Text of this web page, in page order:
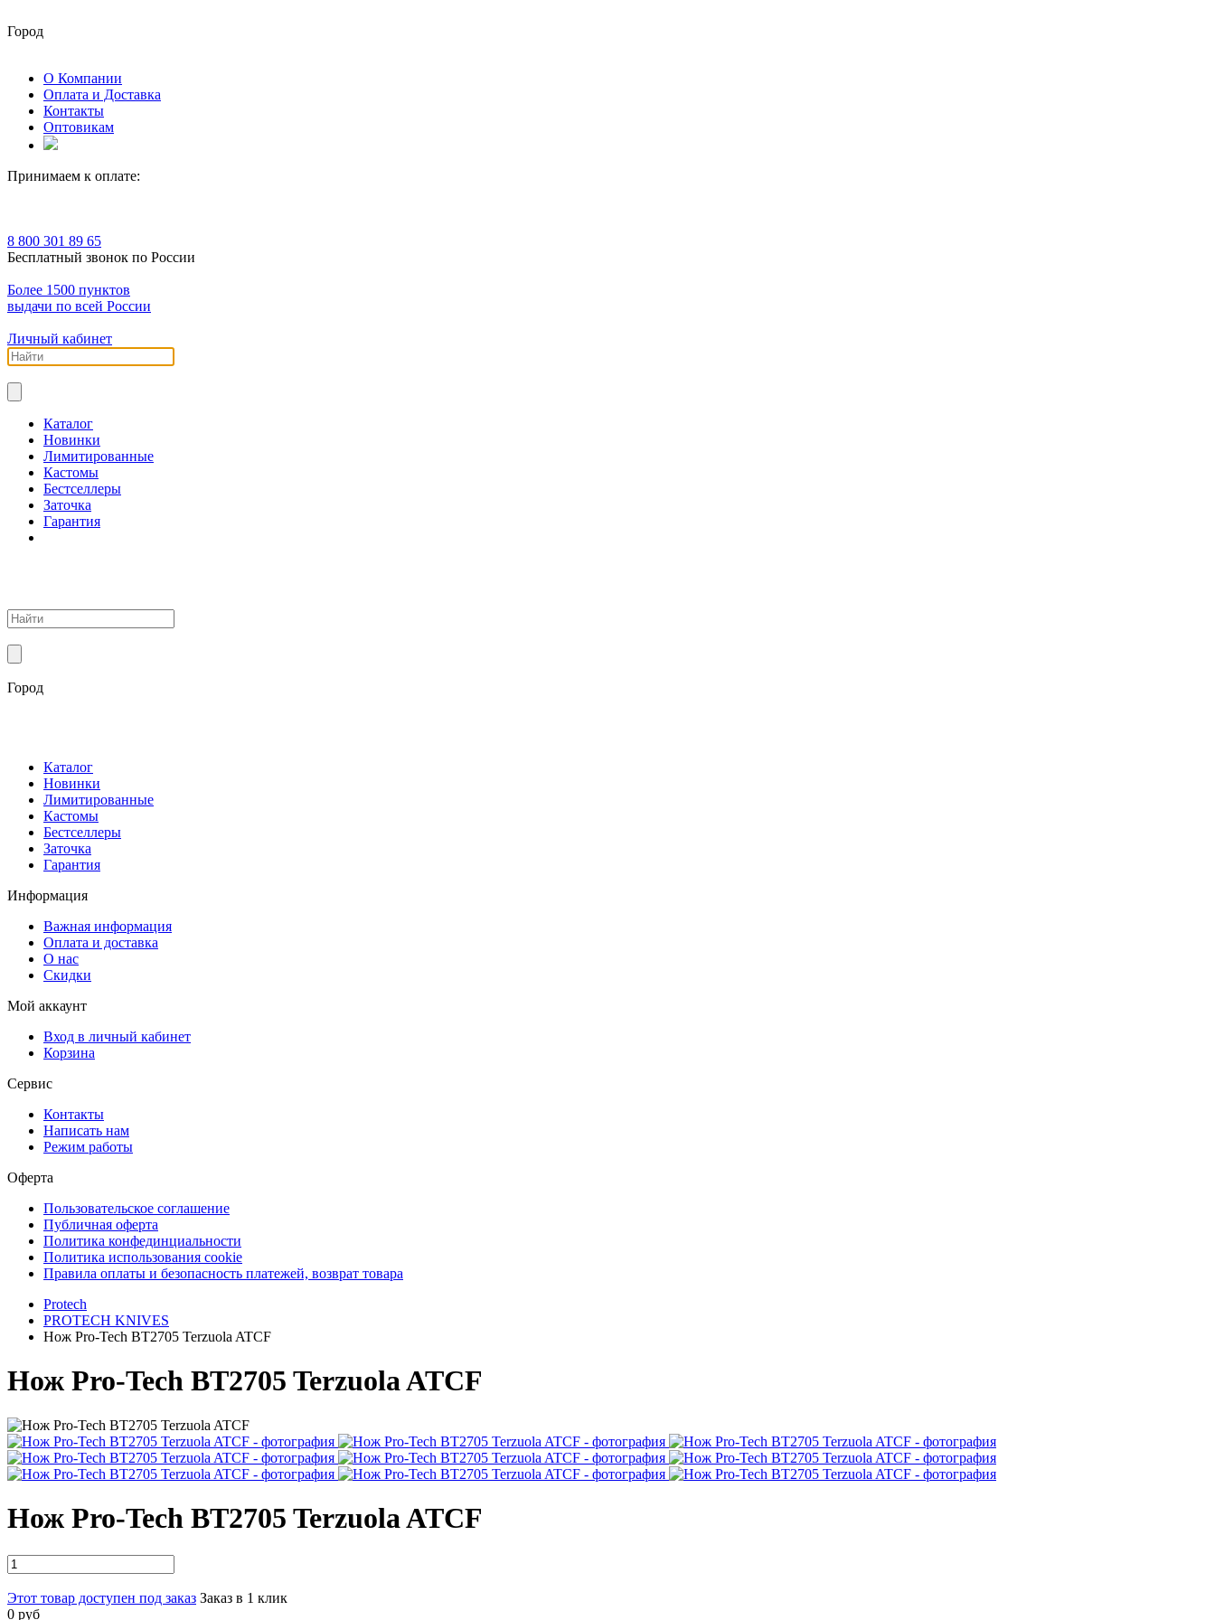
Город
О Компании
Оплата и Доставка
Контакты
Оптовикам
Принимаем к оплате:
8 800 301 89 65
Бесплатный звонок по России
Более 1500 пунктов
выдачи по всей России
Личный кабинет
Каталог
Новинки
Лимитированные
Кастомы
Бестселлеры
Заточка
Гарантия
Город
Каталог
Новинки
Лимитированные
Кастомы
Бестселлеры
Заточка
Гарантия
Информация
Важная информация
Оплата и доставка
О нас
Скидки
Мой аккаунт
Вход в личный кабинет
Корзина
Сервис
Контакты
Написать нам
Режим работы
Оферта
Пользовательское соглашение
Публичная оферта
Политика конфединциальности
Политика использования cookie
Правила оплаты и безопасность платежей, возврат товара
Protech
PROTECH KNIVES
Нож Pro-Tech BT2705 Terzuola ATCF
Нож Pro-Tech BT2705 Terzuola ATCF
Нож Pro-Tech BT2705 Terzuola ATCF
Этот товар доступен под заказ Заказ в 1 клик
0 руб